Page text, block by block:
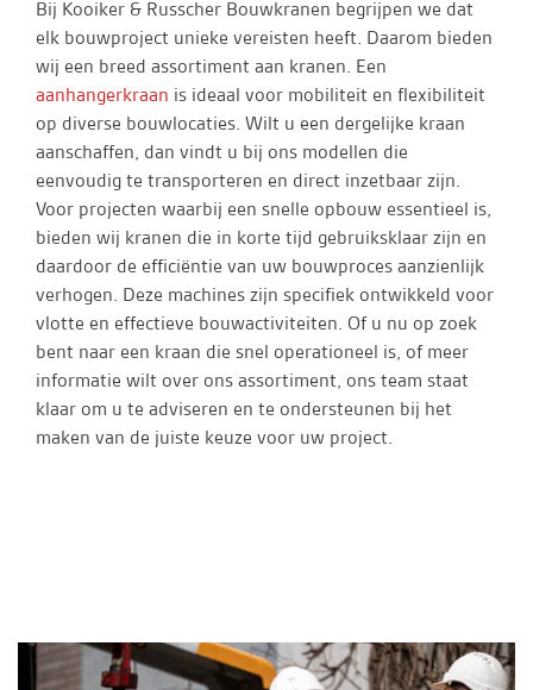
Bij Kooiker & Russcher Bouwkranen begrijpen we dat
elk bouwproject unieke vereisten heeft. Daarom bieden
wij een breed assortiment aan kranen. Een
aanhangerkraan is ideaal voor mobiliteit en flexibiliteit
op diverse bouwlocaties. Wilt u een dergelijke kraan
aanschaffen, dan vindt u bij ons modellen die
eenvoudig te transporteren en direct inzetbaar zijn.
Voor projecten waarbij een snelle opbouw essentieel is,
bieden wij kranen die in korte tijd gebruiksklaar zijn en
daardoor de efficiëntie van uw bouwproces aanzienlijk
verhogen. Deze machines zijn specifiek ontwikkeld voor
vlotte en effectieve bouwactiviteiten. Of u nu op zoek
bent naar een kraan die snel operationeel is, of meer
informatie wilt over ons assortiment, ons team staat
klaar om u te adviseren en te ondersteunen bij het
maken van de juiste keuze voor uw project.